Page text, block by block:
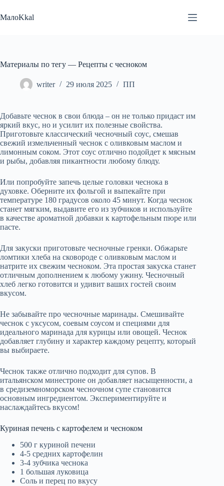
к
сути
МалоKkal
Материалы по тегу — Рецепты с чесноком
writer 29 июля 2025 ПП
Добавьте чеснок в свои блюда – он не только придаст им
яркий вкус, но и усилит их полезные свойства.
Приготовьте классический чесночный соус, смешав
свежий измельченный чеснок с оливковым маслом и
лимонным соком. Этот соус отлично подойдет к мясным
и рыбы, добавляя пикантности любому блюду.
Или попробуйте запечь целые головки чеснока в
духовке. Оберните их фольгой и выпекайте при
температуре 180 градусов около 45 минут. Когда чеснок
станет мягким, выдавите его из зубчиков и используйте
в качестве ароматной добавки к картофельным пюре или
пасте.
Для закуски приготовьте чесночные гренки. Обжарьте
ломтики хлеба на сковороде с оливковым маслом и
натрите их свежим чесноком. Эта простая закуска станет
отличным дополнением к любому ужину. Чесночный
хлеб легко готовится и удивит ваших гостей своим
вкусом.
Не забывайте про чесночные маринады. Смешивайте
чеснок с уксусом, соевым соусом и специями для
идеального маринада для курицы или овощей. Чеснок
добавляет глубину и характер каждому рецепту, который
вы выбираете.
Чеснок также отлично подходит для супов. В
итальянском минестроне он добавляет насыщенности, а
в средиземноморском чесночном супе становится
основным ингредиентом. Экспериментируйте и
наслаждайтесь вкусом!
Куриная печень с картофелем и чесноком
500 г куриной печени
4-5 средних картофелин
3-4 зубчика чеснока
1 большая луковица
Соль и перец по вкусу